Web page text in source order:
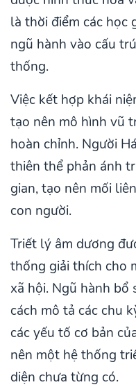
là thời điểm các học
ngũ hành vào cấu
thống.
Việc kết hợp khái
tạo nên mô hình vũ
hoàn chỉnh. Người
thiên thể phản ánh
gian, tạo nên mối
con người.
Triết lý âm dương
thống giải thích cho
xã hội. Ngũ hành bổ
cách mô tả các chu
các yếu tố cơ bản
nên một hệ thống
diện chưa từng có.